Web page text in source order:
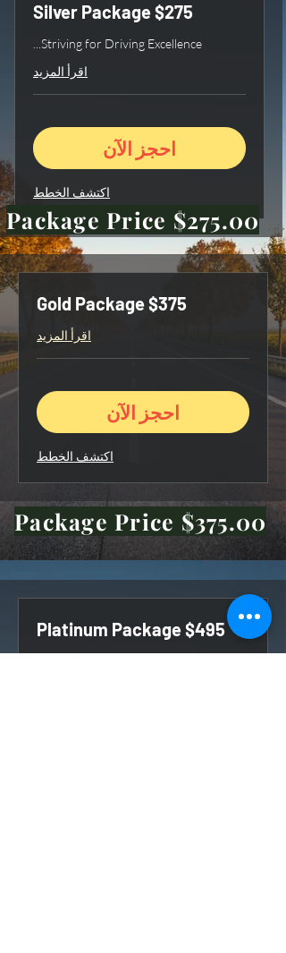
Silver Package $275
Striving for Driving Excellence...
اقرأ المزيد
احجز الآن
اكتشف الخطط
Package Price $275.00
Gold Package $375
اقرأ المزيد
احجز الآن
اكتشف الخطط
Package Price $375.00
Platinum Package $495